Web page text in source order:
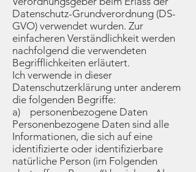
Datenschutz-Grundverordnung (DS-
GVO) verwendet wurden. Zur
einfacheren Verständlichkeit werden
nachfolgend die verwendeten
Begrifflichkeiten erläutert.
Ich verwende in dieser
Datenschutzerklärung unter anderem
die folgenden Begriffe:
a) personenbezogene Daten
Personenbezogene Daten sind alle
Informationen, die sich auf eine
identifizierte oder identifizierbare
natürliche Person (im Folgenden